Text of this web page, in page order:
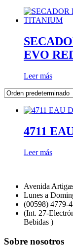
EVO
Leer más
4711
Leer más
Avenida
Lunes a
(00598) 4779-
(Int. 27-
Bebidas )
Sobre nosotros